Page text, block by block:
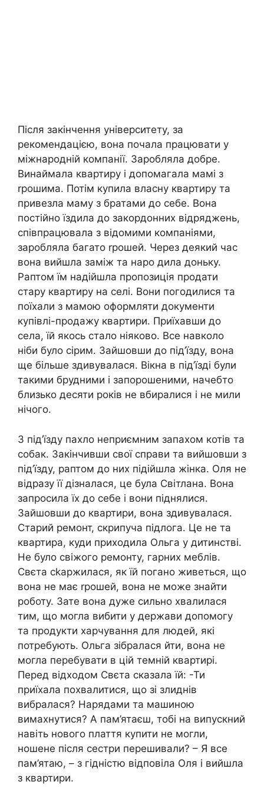
Після закінчення університету, за
рекомендацією, вона почала працювати у
міжнародній компанії. Заробляла добре.
Винаймала квартиру і допомагала мамі з
rрошима. Потім купила власну квартиру та
привезла маму з братами до себе. Вона
постійно їздила до закордонних відряджень,
співпрацювала з відомими компаніями,
заробляла багато rрошей. Через деякий час
вона вийшла заміж та наро дила доньку.
Раптом їм надійшла пропозиція продати
стару квартиру на селі. Вони погодилися та
поїхали з мамою оформляти документи
купівлі-продажу квартири. Приїхавши до
села, їй якось стало ніяково. Все навколо
ніби було сірим. Зайшовши до під’їзду, вона
ще більше здивувалася. Вікна в під’їзді були
такими брудними і запорошеними, начебто
близько десяти років не вбиралися і не мили
нічого.
З під’їзду пахло неприємним запахом котів та
собак. Закінчивши свої справи та вийшовши з
під’їзду, раптом до них підійшла жінка. Оля не
відразу її дізналася, це була Світлана. Вона
запросила їх до себе і вони піднялися.
Зайшовши до квартири, вона здивувалася.
Старий ремонт, скрипуча підлога. Це не та
квартира, куди приходила Ольга у дитинстві.
Не було свіжого ремонту, гарних меблів.
Свєта сkаржилася, як їй погано живеться, що
вона не має rрошей, вона не може знайти
роботу. Зате вона дуже сильно хвалилася
тим, що могла вибити у держави допомогу
та продукти харчування для людей, які
потребують. Ольга зібралася йти, вона не
могла перебувати в цій темній квартирі.
Перед відходом Свєта сказала їй: -Ти
приїхала похвалитися, що зі злиднів
вибралася? Нарядами та машиною
вимахнутися? А пам’ятаєш, тобі на випускний
навіть нового плаття купити не могли,
ношене після сестри перешивали? – Я все
пам’ятаю, – з гідністю відповіла Оля і вийшла
з квартири.